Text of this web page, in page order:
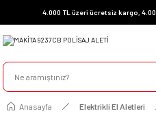
4.000 TL üzeri ücretsiz kargo,
Anasayfa Elektrikli El Aletleri